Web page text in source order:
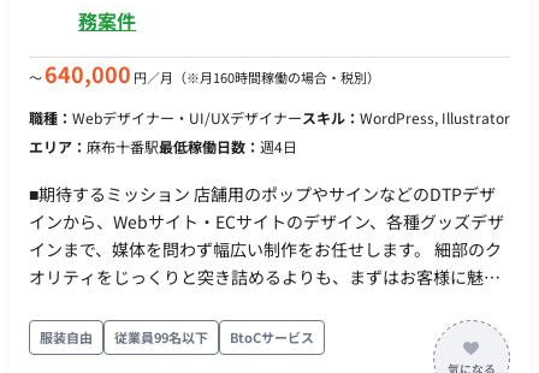
務案件
〜640,000 円／月 （※月160時間稼働の場合・税別）
職種： Webデザイナー・UI/UXデザイナースキル： WordPress, Illustrator
エリア： 麻布十番駅最低稼働日数： 週4日
■期待するミッション 店舗用のポップやサインなどのDTPデザ
インから、Webサイト・ECサイトのデザイン、各種グッズデザ
インまで、媒体を問わず幅広い制作をお任せします。 細部のク
オリティをじっくりと突き詰めるよりも、まずはお客様に魅力
なミッションとなります。担当者と直接やり取りを行いなが
ら、柔軟かつ迅速に対応していただきます。 ■業務内容・担当
服装自由 従業員99名以下 BtoCサービス